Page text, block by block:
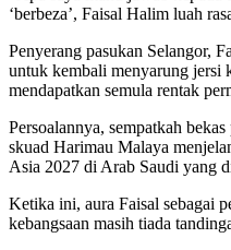
‘berbeza’, Faisal Halim luah
Penyerang pasukan Selangor,
untuk kembali menyarung jersi
mendapatkan semula rentak
Persoalannya, sempatkah
skuad Harimau Malaya
Asia 2027 di Arab Saudi yang
Ketika ini, aura Faisal sebagai
kebangsaan masih tiada